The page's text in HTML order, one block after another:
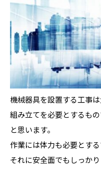
機械器具を設置する工事
組み立てを必要とするも
と思います。
作業には体力も必要とする
それに安全面でもしっか